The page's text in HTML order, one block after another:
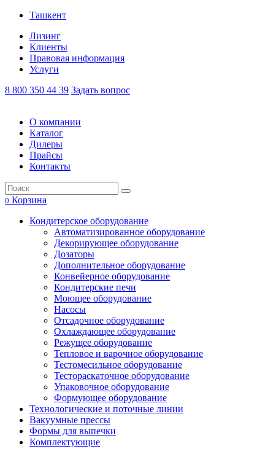
Ташкент
Лизинг
Клиенты
Правовая информация
Услуги
8 800 350 44 39 Задать вопрос
О компании
Каталог
Дилеры
Прайсы
Контакты
0 Корзина
Кондитерское оборудование
Автоматизированное оборудование
Декорирующее оборудование
Дозаторы
Дополнительное оборудование
Конвейерное оборудование
Кондитерские печи
Моющее оборудование
Насосы
Отсадочное оборудование
Охлаждающее оборудование
Режущее оборудование
Тепловое и варочное оборудование
Тестомесильное оборудование
Тестораскаточное оборудование
Упаковочное оборудование
Формующее оборудование
Технологические и поточные линии
Вакуумные прессы
Формы для выпечки
Комплектующие